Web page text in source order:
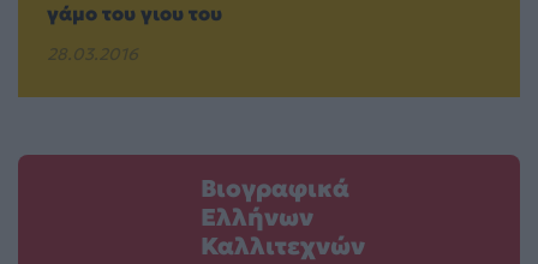
γάμο του γιου του
28.03.2016
Βιογραφικά
Ελλήνων
Καλλιτεχνών